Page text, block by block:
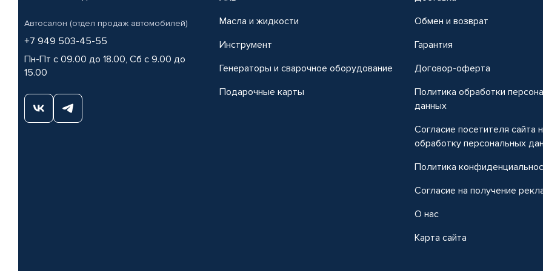
Автосалон (отдел продаж автомобилей)
+7 949 503-45-55
Пн-Пт с 09.00 до 18.00, Сб с 9.00 до
15.00
Масла и жидкости
Инструмент
Генераторы и сварочное оборудование
Подарочные карты
Обмен и возврат
Гарантия
Договор-оферта
Политика обработки
данных
Согласие посетителя сайта
обработку персональных
Политика
Согласие на получение
О нас
Карта сайта